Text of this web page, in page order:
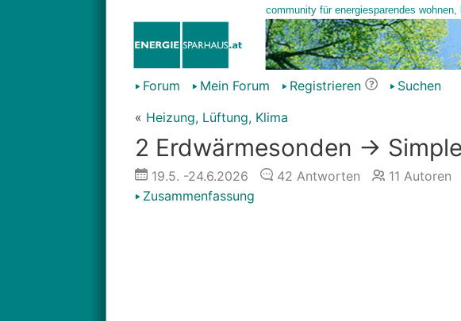
Forum Mein Forum Registrieren
Suchen
« Heizung, Lüftung, Klima
2 Erdwärmesonden ->
19.5. -24.6.2026 42 Antworten 11 Autoren
Zusammenfassung